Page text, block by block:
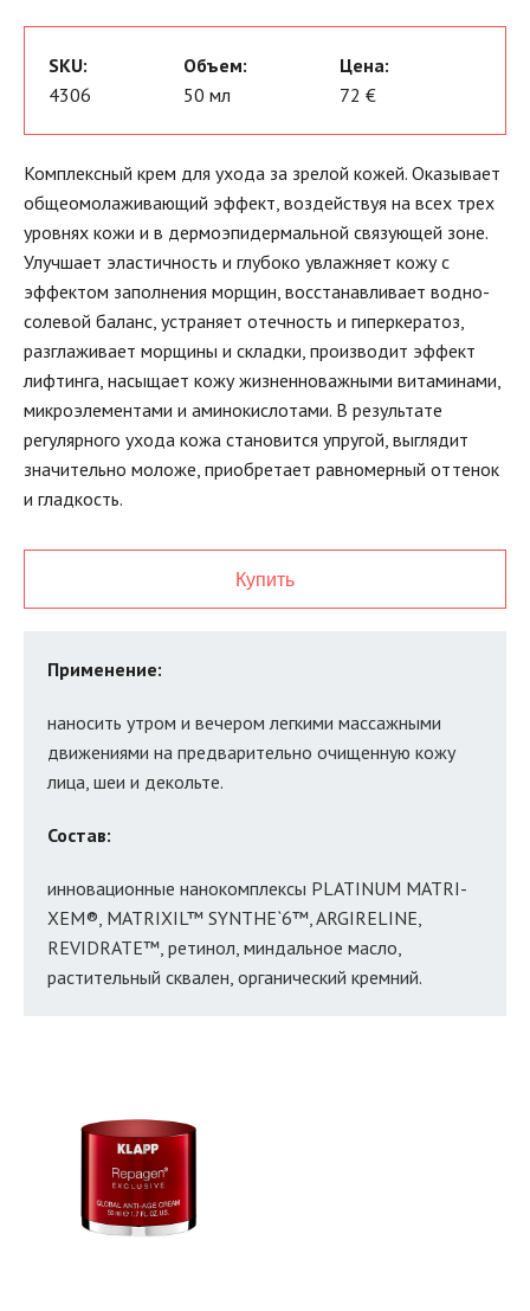
SKU:
4306
Объем:
50 мл
Цена:
72 €
Комплексный крем для ухода за зрелой кожей. Оказывает
общеомолаживающий эффект, воздействуя на всех трех
уровнях кожи и в дермоэпидермальной связующей зоне.
Улучшает эластичность и глубоко увлажняет кожу с
эффектом заполнения морщин, восстанавливает водно-
солевой баланс, устраняет отечность и гиперкератоз,
разглаживает морщины и складки, производит эффект
лифтинга, насыщает кожу жизненноважными витаминами,
микроэлементами и аминокислотами. В результате
регулярного ухода кожа становится упругой, выглядит
значительно моложе, приобретает равномерный оттенок
и гладкость.
Купить
Применение:
наносить утром и вечером легкими массажными
движениями на предварительно очищенную кожу
лица, шеи и декольте.
Состав:
инновационные нанокомплексы PLATINUM MATRI-
XEM®, MATRIXIL™ SYNTHE`6™, ARGIRELINE,
REVIDRATE™, ретинол, миндальное масло,
растительный сквален, органический кремний.